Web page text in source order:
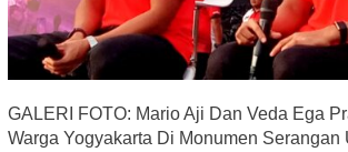
GALERI FOTO: Mario Aji Dan Veda Ega
Warga Yogyakarta Di Monumen Serangan